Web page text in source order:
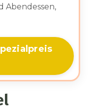
Abendessen,